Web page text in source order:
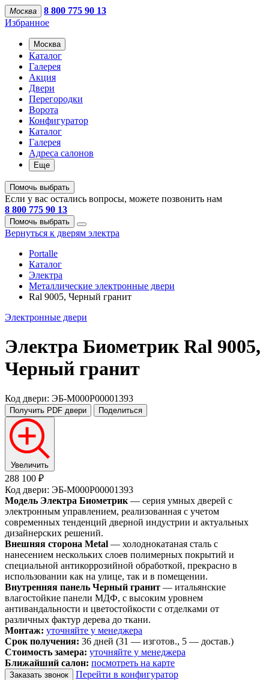
Москва
8 800 775 90 13
Избранное
Москва
Каталог
Галерея
Акция
Двери
Перегородки
Ворота
Конфигуратор
Каталог
Галерея
Адреса салонов
Еще
Помочь выбрать
Если у вас остались вопросы, можете позвонить нам
8 800 775 90 13
Помочь выбрать
Вернуться к дверям электра
Portalle
Каталог
Электра
Металлические электронные двери
Ral 9005, Черный гранит
Электронные двери
Электра Биометрик Ral 9005,
Черный гранит
Код двери: ЭБ-M000P00001393
Получить PDF двери Поделиться
Увеличить
288 100 ₽
Код двери: ЭБ-M000P00001393
Модель Электра Биометрик — серия умных дверей с
электронным управлением, реализованная с учетом
современных тенденций дверной индустрии и актуальных
дизайнерских решений.
Внешняя сторона Metal — холоднокатаная сталь с
нанесением нескольких слоев полимерных покрытий и
специальной антикоррозийной обработкой, прекрасно в
использовании как на улице, так и в помещении.
Внутренняя панель Черный гранит — итальянские
влагостойкие панели МДФ, с высоким уровнем
антивандальности и цветостойкости с отделками от
различных фактур дерева до ткани.
Монтаж: уточняйте у менеджера
Срок получения: 36 дней (31 — изготов., 5 — достав.)
Стоимость замера: уточняйте у менеджера
Ближайший салон: посмотреть на карте
Заказать звонок
Перейти в конфигуратор